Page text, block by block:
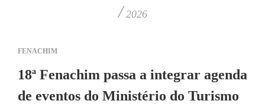
/ 2026
FENACHIM
18ª Fenachim passa a integrar agenda
de eventos do Ministério do Turismo